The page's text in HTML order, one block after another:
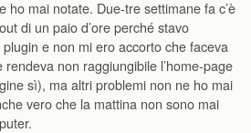
ho mai notate. Due-tre settimane fa c’è
di un paio d’ore perché stavo
e non mi ero accorto che faceva
rendeva non raggiungibile l’home-page
sì), ma altri problemi non ne ho mai
vero che la mattina non sono mai